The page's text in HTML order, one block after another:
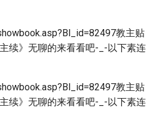
教主贴
续》无聊的来看看吧-_-以下素连
教主贴
续》无聊的来看看吧-_-以下素连